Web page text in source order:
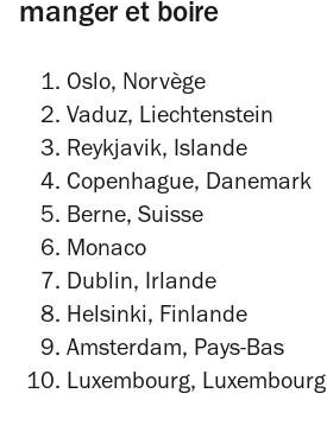
manger et boire
Oslo, Norvège
Vaduz, Liechtenstein
Reykjavik, Islande
Copenhague, Danemark
Berne, Suisse
Monaco
Dublin, Irlande
Helsinki, Finlande
Amsterdam, Pays-Bas
Luxembourg, Luxembourg